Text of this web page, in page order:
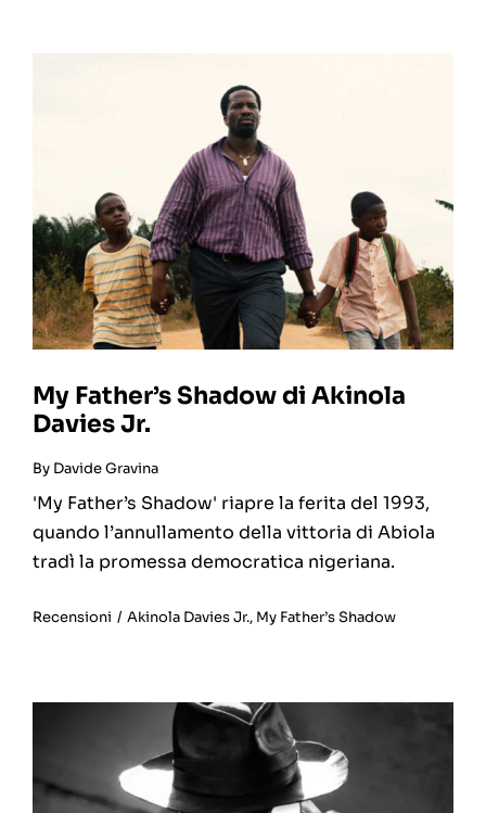
My Father’s Shadow di Akinola
Davies Jr.
By Davide Gravina
'My Father’s Shadow' riapre la ferita del 1993,
quando l’annullamento della vittoria di Abiola
tradì la promessa democratica nigeriana.
Recensioni / Akinola Davies Jr., My Father’s Shadow